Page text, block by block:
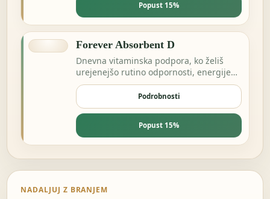
Popust 15%
Forever Absorbent D
Dnevna vitaminska podpora, ko želiš
urejenejšo rutino odpornosti, energije
ali prehrane.
Podrobnosti
Popust 15%
NADALJUJ Z BRANJEM